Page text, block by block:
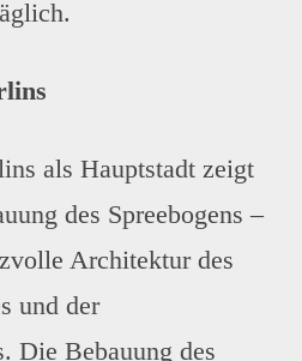
als Hauptstadt zeigt
des Spreebogens –
Architektur des
und der
Die Bebauung des